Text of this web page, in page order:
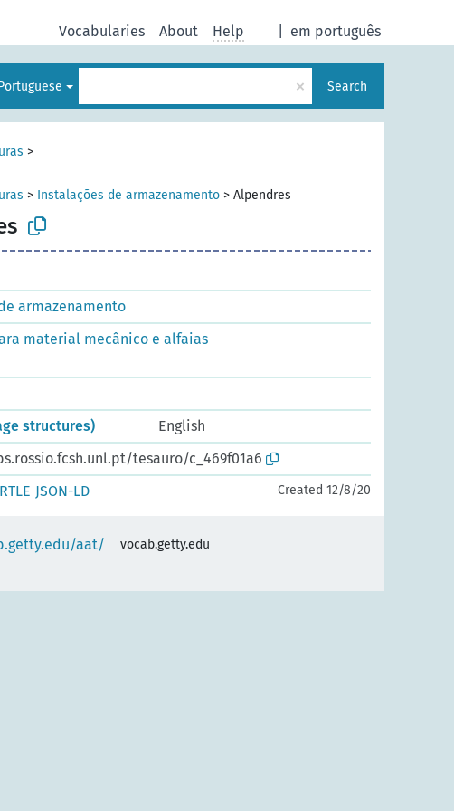
em português
Vocabularies About Help
× Search
>
> Instalações de armazenamento > Alpendres
armazenamento
material mecânico e alfaias
structures)
English
tesauro/c_469f01a6
JSON-LD Created 12/8/20
aat/
vocab.getty.edu